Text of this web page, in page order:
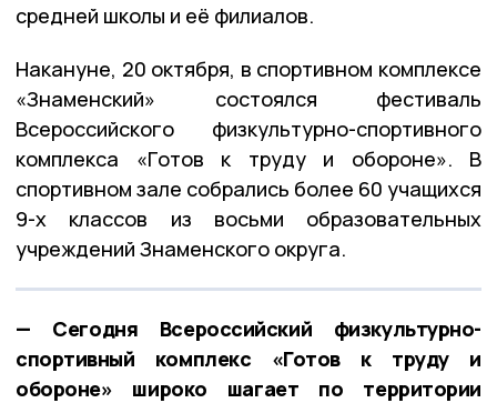
средней школы и её филиалов.
Накануне, 20 октября, в спортивном комплексе
«Знаменский» состоялся фестиваль
Всероссийского физкультурно-спортивного
комплекса «Готов к труду и обороне». В
спортивном зале собрались более 60 учащихся
9-х классов из восьми образовательных
учреждений Знаменского округа.
— Сегодня Всероссийский физкультурно-
спортивный комплекс «Готов к труду и
обороне» широко шагает по территории